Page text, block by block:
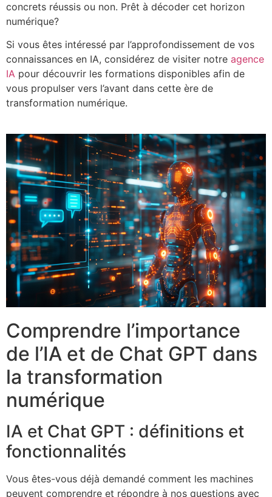
concrets réussis ou non. Prêt à décoder cet horizon
numérique?
Si vous êtes intéressé par l’approfondissement de vos
connaissances en IA, considérez de visiter notre agence
IA pour découvrir les formations disponibles afin de
vous propulser vers l’avant dans cette ère de
transformation numérique.
Comprendre l’importance
de l’IA et de Chat GPT dans
la transformation
numérique
IA et Chat GPT : définitions et
fonctionnalités
Vous êtes-vous déjà demandé comment les machines
peuvent comprendre et répondre à nos questions avec